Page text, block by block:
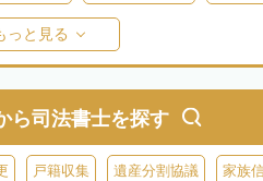
奥尻郡奥尻町
谷郡蘭越町 虻田郡ニセコ町 虻田
虻田郡京極町 虻田郡豊浦町
郡泊村 古宇郡神恵内村 古平郡古
っと見る
ら司法書士を探す
戸籍収集 遺産分割協議 家族